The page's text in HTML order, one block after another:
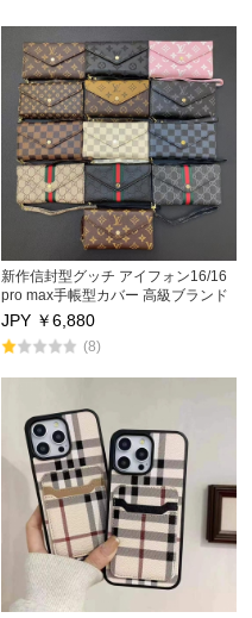
14/14Pro/14Pro Max及び
13/13Pro/13Pro Max。 高品質材質
でキズ防止に優れ、一部機種はカー
ドポケット付き設計が便利。芸能人
も愛用する人気アイテムで、iPhone
を保護しつつファッション度をUP！
新作信封型グッチ アイフォン16/16
pro max手帳型カバー 高級ブランド
iphone16プロ/16プラス携帯ケース
カードポケット付き iphone16 pro
マックス/15 pro max 14 13 12pro
JPY ￥6,880
(8)